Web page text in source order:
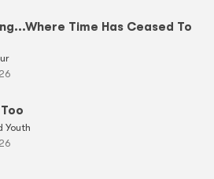
Time Has Ceased To
Youth